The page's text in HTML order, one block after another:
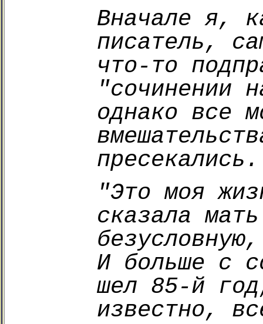
Вначале я,
писатель,
что-то
"сочинении
однако все
пресекались.
"Это моя
сказала
И больше с
шел 85-й
известно,